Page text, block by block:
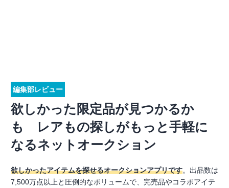
編集部レビュー
欲しかった限定品が見つかるか
も レアもの探しがもっと手軽に
なるネットオークション
欲しかったアイテムを探せるオークションアプリです。出品数は
7,500万点以上と圧倒的なボリュームで、完売品やコラボアイテ